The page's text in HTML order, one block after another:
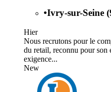
•Ivry-sur-Seine
Hier
Nous recrutons pour le
du retail, reconnu pour son
exigence...
New